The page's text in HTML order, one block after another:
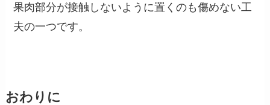
果肉部分が接触しないように置くのも傷めない工
夫の一つです。
おわりに